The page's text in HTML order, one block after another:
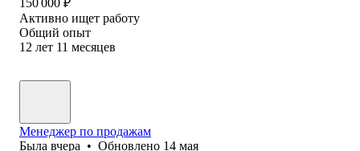
Активно ищет работу
Общий опыт
12 лет 11 месяцев
Менеджер по продажам
Была вчера • Обновлено 14 мая